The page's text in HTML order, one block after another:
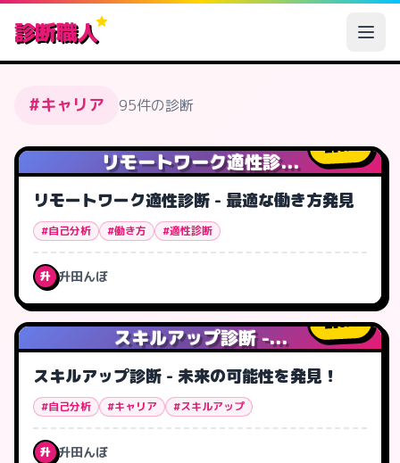
診断職人
#キャリア 95件の診断
リモートワーク適性診...
0人
リモートワーク適性診断 - 最適な働き方発見
#自己分析 #働き方 #適性診断
升 升田んぼ
スキルアップ診断 -...
0人
スキルアップ診断 - 未来の可能性を発見！
#自己分析 #キャリア #スキルアップ
升 升田んぼ